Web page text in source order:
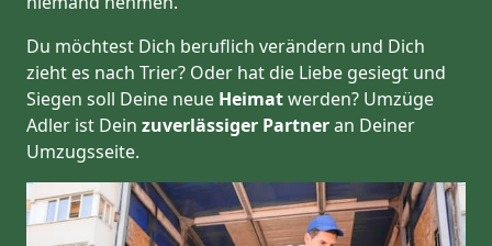
Du möchtest Dich beruflich verändern und Dich
zieht es nach Trier? Oder hat die Liebe gesiegt und
Siegen soll Deine neue Heimatwerden? Umzüge
Adler ist Dein zuverlässiger Partneran Deiner
Umzugsseite.